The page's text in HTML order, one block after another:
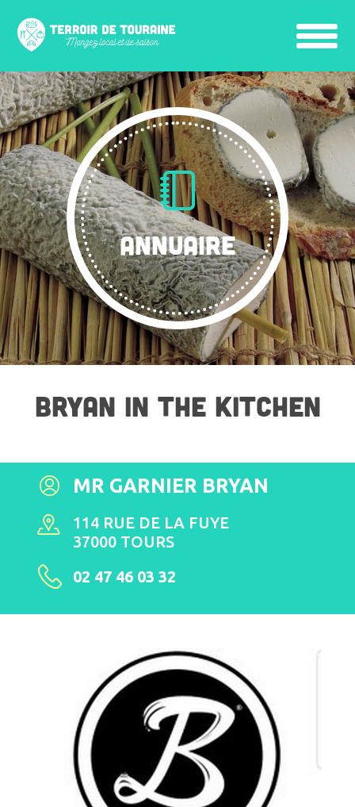
ANNUAIRE
BRYAN IN THE KITCHEN
MR GARNIER BRYAN
114 RUE DE LA FUYE
37000 TOURS
02 47 46 03 32